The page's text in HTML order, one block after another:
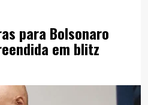
para Bolsonaro
em blitz